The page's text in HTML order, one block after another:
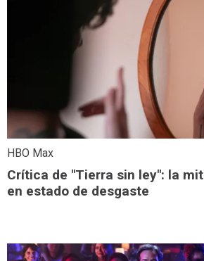
HBO Max
Crítica de "Tierra sin ley": la
en estado de desgaste